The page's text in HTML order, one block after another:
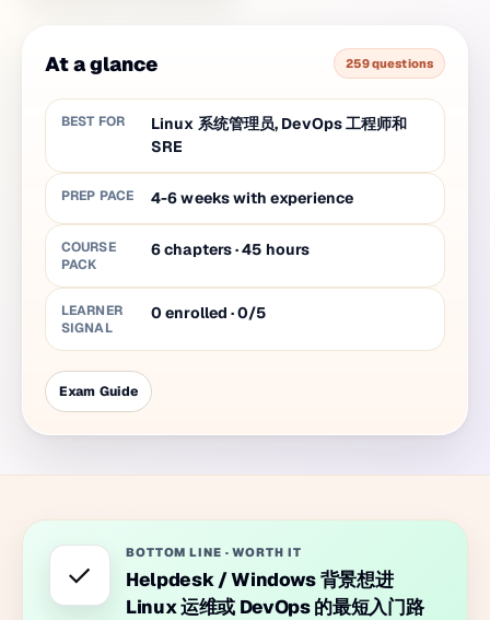
At a glance 259 questions
BEST FOR
Linux 系统管理员, DevOps 工程师和
SRE
PREP PACE 4-6 weeks with experience
COURSE
PACK
6chapters·45 hours
LEARNER
SIGNAL
0 enrolled · 0/5
Exam Guide
✓
BOTTOM LINE · WORTH IT
Helpdesk / Windows 背景想进
Linux 运维或 DevOps 的最短入门路